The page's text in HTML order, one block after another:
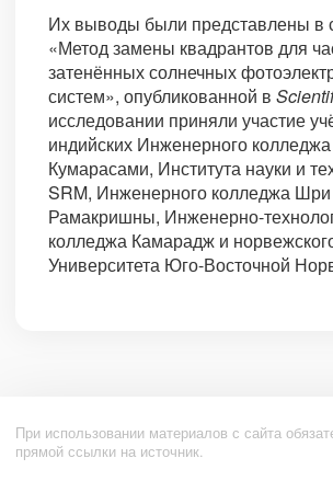
Их выводы были представлены в
«Метод замены квадрантов для
затенённых солнечных
систем», опубликованной в
исследовании приняли участие
индийских Инженерного
Кумарасами, Института науки и
SRM, Инженерного колледжа Шри
Рамакришны, Инженерно-
колледжа Камарадж и
Университета Юго-Восточной
При использовании материалов с сайта
прямой ссылки на источник.